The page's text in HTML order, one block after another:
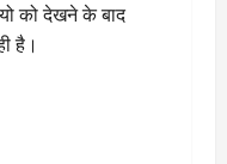
को देखने के बाद
है।